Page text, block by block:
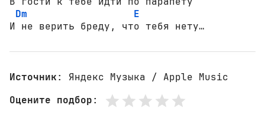
Dm
E
И не верить бреду, что тебя нету…
Источник: Яндекс Музыка / Apple Music
Оцените подбор: